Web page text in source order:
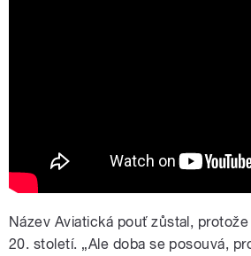
Název Aviatická pouť zůstal,
20. století. „Ale doba se posouvá,